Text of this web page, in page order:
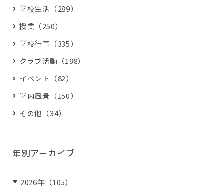
学校生活（289）
授業（250）
学校行事（335）
クラブ活動（198）
イベント（82）
学内風景（150）
その他（34）
年別アーカイブ
2026年（105）